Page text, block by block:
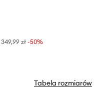
349,99 zł -50%
Tabela rozmiarów